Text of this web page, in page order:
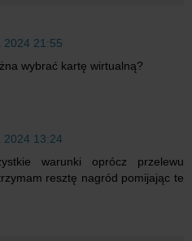
2024 21:55
wybrać kartę wirtualną?
2024 13:24
warunki oprócz przelewu
resztę nagród pomijając te